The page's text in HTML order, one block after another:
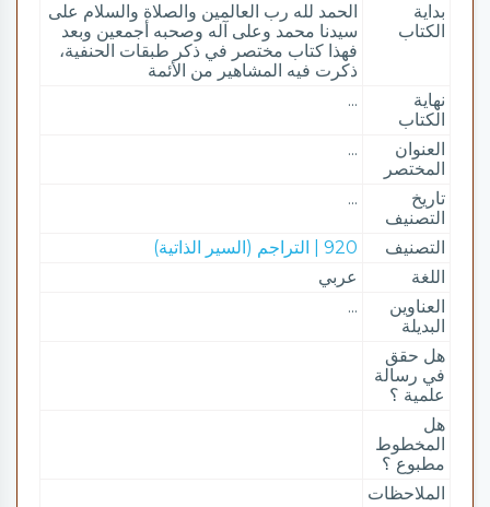
بداية
الكتاب
الحمد لله رب العالمين والصلاة والسلام على
سيدنا محمد وعلى آله وصحبه أجمعين وبعد
فهذا كتاب مختصر في ذكر طبقات الحنفية،
ذكرت فيه المشاهير من الأئمة
نهاية
الكتاب
...
العنوان
المختصر
...
تاريخ
التصنيف
...
التصنيف
920 | التراجم (السير الذاتية)
اللغة
عربي
العناوين
البديلة
...
هل حقق
في رسالة
علمية ؟
هل
المخطوط
مطبوع ؟
الملاحظات